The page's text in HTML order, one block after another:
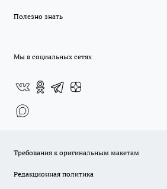
Полезно знать
Мы в социальных сетях
Требования к оригинальным макетам
Редакционная политика